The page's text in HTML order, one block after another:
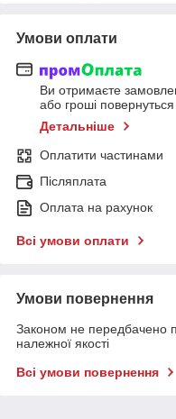
Умови оплати
Ви отримаєте
або гроші
Детальніше
Оплатити частинами
Післяплата
Оплата на рахунок
Всі умови оплати
Умови повернення
Законом не передбачено
належної якості
Всі умови повернення